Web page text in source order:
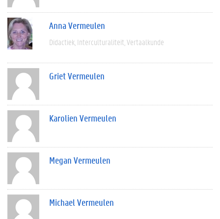
Anna Vermeulen
Didactiek Interculturaliteit Vertaalkunde
Griet Vermeulen
Karolien Vermeulen
Megan Vermeulen
Michael Vermeulen